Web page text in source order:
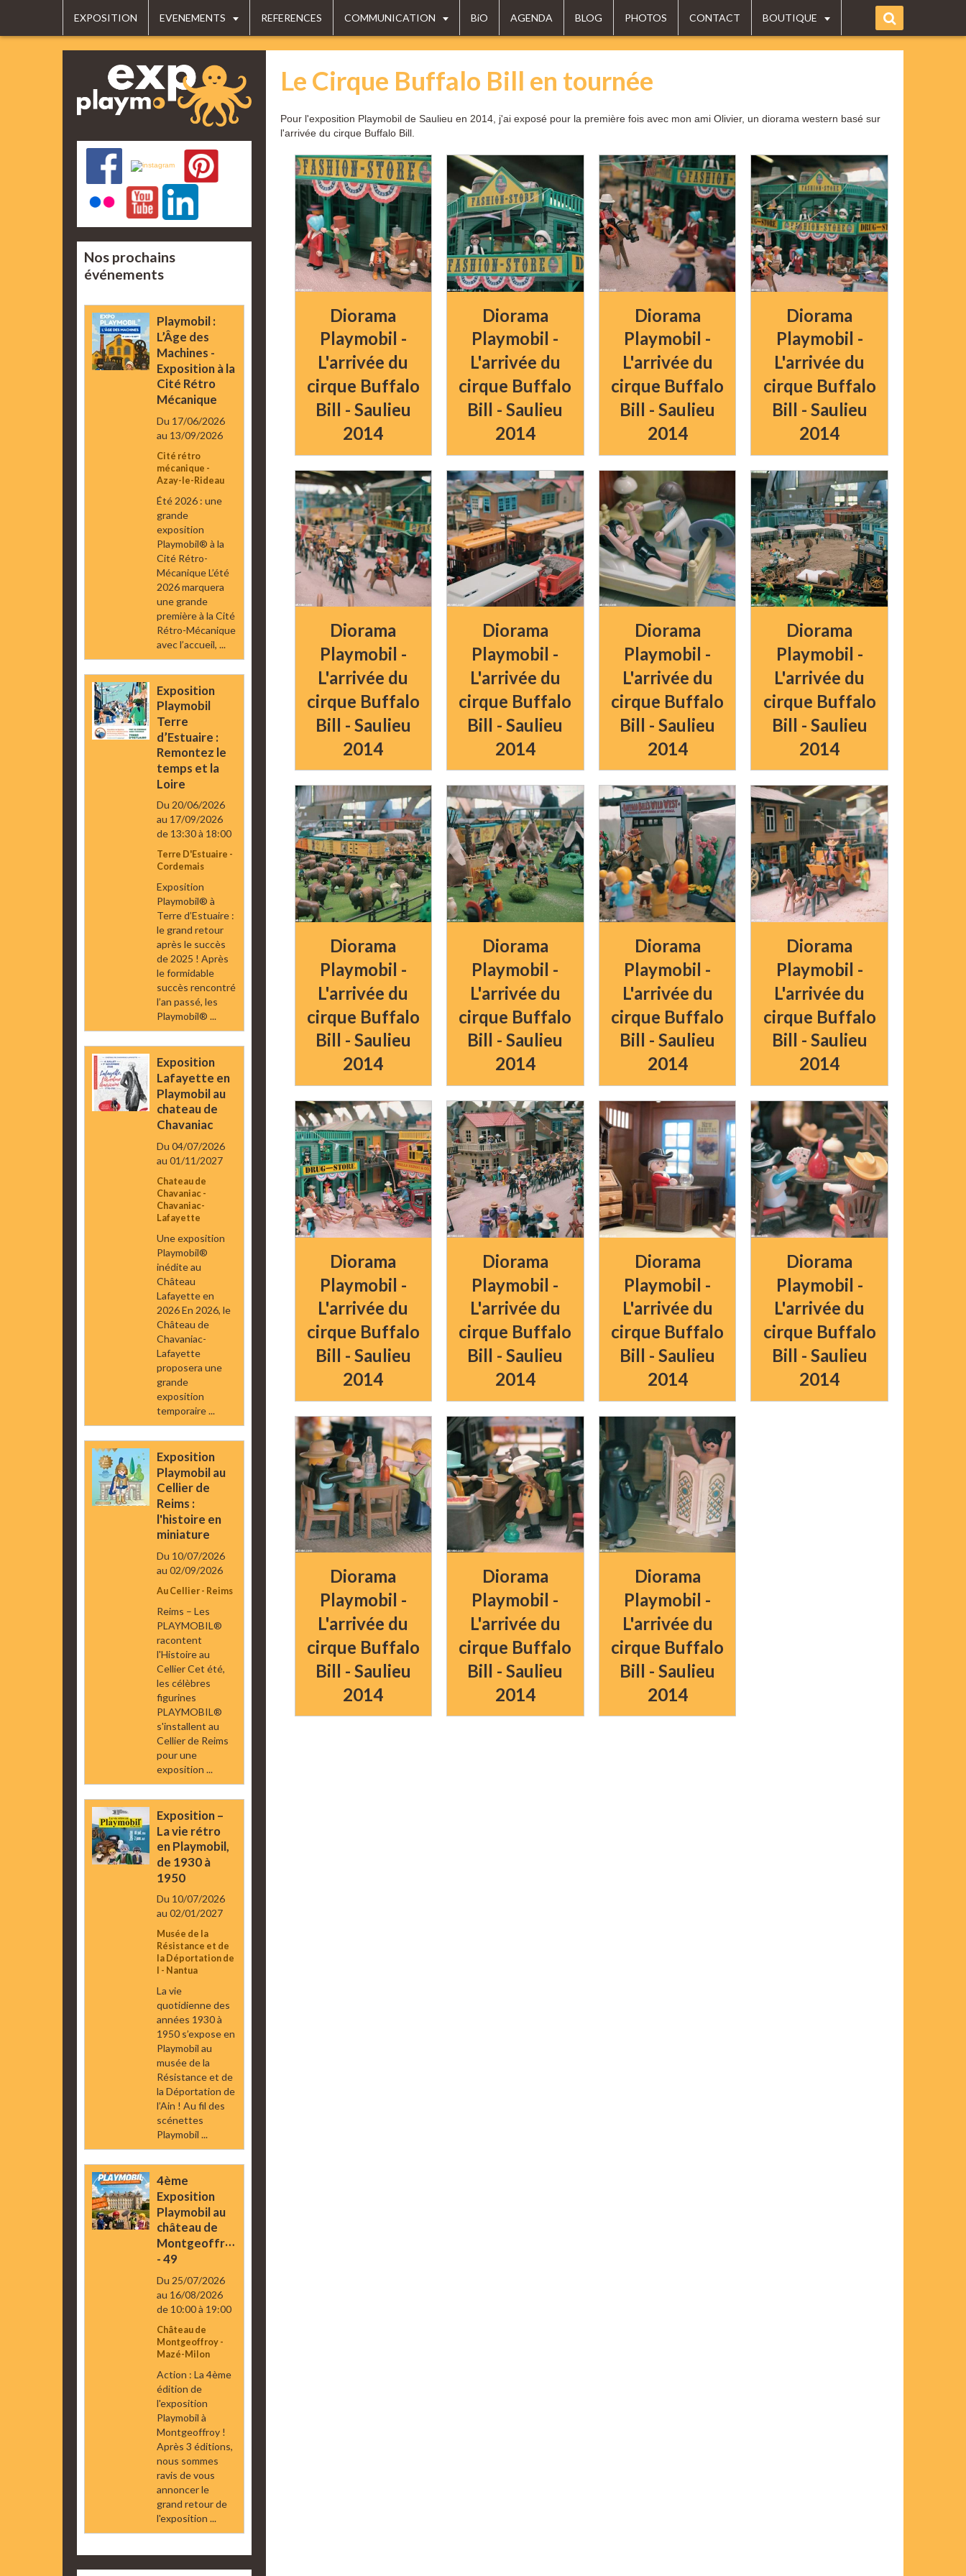
EXPOSITION EVENEMENTS REFERENCES COMMUNICATION BiO AGENDA BLOG PHOTOS CONTACT BOUTIQUE
Le Cirque Buffalo Bill en tournée
Pour l'exposition Playmobil de Saulieu en 2014, j'ai exposé pour la première fois avec mon ami Olivier, un diorama western basé sur
l'arrivée du cirque Buffalo Bill.
Diorama
Playmobil -
L'arrivée du
cirque Buffalo
Bill - Saulieu
2014
Diorama
Playmobil -
L'arrivée du
cirque Buffalo
Bill - Saulieu
2014
Diorama
Playmobil -
L'arrivée du
cirque Buffalo
Bill - Saulieu
2014
Diorama
Playmobil -
L'arrivée du
cirque Buffalo
Bill - Saulieu
2014
Diorama
Playmobil -
L'arrivée du
cirque Buffalo
Bill - Saulieu
2014
Diorama
Playmobil -
L'arrivée du
cirque Buffalo
Bill - Saulieu
2014
Diorama
Playmobil -
L'arrivée du
cirque Buffalo
Bill - Saulieu
2014
Diorama
Playmobil -
L'arrivée du
cirque Buffalo
Bill - Saulieu
2014
Diorama
Playmobil -
L'arrivée du
cirque Buffalo
Bill - Saulieu
2014
Diorama
Playmobil -
L'arrivée du
cirque Buffalo
Bill - Saulieu
2014
Diorama
Playmobil -
L'arrivée du
cirque Buffalo
Bill - Saulieu
2014
Diorama
Playmobil -
L'arrivée du
cirque Buffalo
Bill - Saulieu
2014
Diorama
Playmobil -
L'arrivée du
cirque Buffalo
Bill - Saulieu
2014
Diorama
Playmobil -
L'arrivée du
cirque Buffalo
Bill - Saulieu
2014
Diorama
Playmobil -
L'arrivée du
cirque Buffalo
Bill - Saulieu
2014
Diorama
Playmobil -
L'arrivée du
cirque Buffalo
Bill - Saulieu
2014
Diorama
Playmobil -
L'arrivée du
cirque Buffalo
Bill - Saulieu
2014
Diorama
Playmobil -
L'arrivée du
cirque Buffalo
Bill - Saulieu
2014
Diorama
Playmobil -
L'arrivée du
cirque Buffalo
Bill - Saulieu
2014
Nos prochains
événements
Playmobil :
L’Âge des
Machines -
Exposition à la
Cité Rétro
Mécanique
Du 17/06/2026
au 13/09/2026
Cité rétro
mécanique -
Azay-le-Rideau
Été 2026 : une
grande
exposition
Playmobil® à la
Cité Rétro-
Mécanique L’été
2026 marquera
une grande
première à la Cité
Rétro-Mécanique
avec l’accueil, ...
Exposition
Playmobil
Terre
d’Estuaire :
Remontez le
temps et la
Loire
Du 20/06/2026
au 17/09/2026
de 13:30à 18:00
Terre D'Estuaire -
Cordemais
Exposition
Playmobil® à
Terre d’Estuaire :
le grand retour
après le succès
de 2025 ! Après
le formidable
succès rencontré
l’an passé, les
Playmobil® ...
Exposition
Lafayette en
Playmobil au
chateau de
Chavaniac
Du 04/07/2026
au 01/11/2027
Chateau de
Chavaniac -
Chavaniac-
Lafayette
Une exposition
Playmobil®
inédite au
Château
Lafayette en
2026 En 2026, le
Château de
Chavaniac-
Lafayette
proposera une
grande
exposition
temporaire ...
Exposition
Playmobil au
Cellier de
Reims :
l'histoire en
miniature
Du 10/07/2026
au 02/09/2026
Au Cellier - Reims
Reims – Les
PLAYMOBIL®
racontent
l'Histoire au
Cellier Cet été,
les célèbres
figurines
PLAYMOBIL®
s'installent au
Cellier de Reims
pour une
exposition ...
Exposition –
La vie rétro
en Playmobil,
de 1930 à
1950
Du 10/07/2026
au 02/01/2027
Musée de la
Résistance et de
la Déportation de
l - Nantua
La vie
quotidienne des
années 1930 à
1950 s’expose en
Playmobil au
musée de la
Résistance et de
la Déportation de
l’Ain ! Au fil des
scénettes
Playmobil ...
4ème
Exposition
Playmobil au
château de
Montgeoffroy
- 49
Du 25/07/2026
au 16/08/2026
de 10:00à 19:00
Château de
Montgeoffroy -
Mazé-Milon
Action : La 4ème
édition de
l'exposition
Playmobil à
Montgeoffroy !
Après 3 éditions,
nous sommes
ravis de vous
annoncer le
grand retour de
l'exposition ...